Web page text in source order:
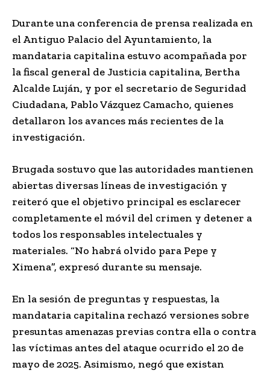
Durante una conferencia de prensa realizada en
el Antiguo Palacio del Ayuntamiento, la
mandataria capitalina estuvo acompañada por
la fiscal general de Justicia capitalina, Bertha
Alcalde Luján, y por el secretario de Seguridad
Ciudadana, Pablo Vázquez Camacho, quienes
detallaron los avances más recientes de la
investigación.
Brugada sostuvo que las autoridades mantienen
abiertas diversas líneas de investigación y
reiteró que el objetivo principal es esclarecer
completamente el móvil del crimen y detener a
todos los responsables intelectuales y
materiales. “No habrá olvido para Pepe y
Ximena”, expresó durante su mensaje.
En la sesión de preguntas y respuestas, la
mandataria capitalina rechazó versiones sobre
presuntas amenazas previas contra ella o contra
las víctimas antes del ataque ocurrido el 20 de
mayo de 2025. Asimismo, negó que existan